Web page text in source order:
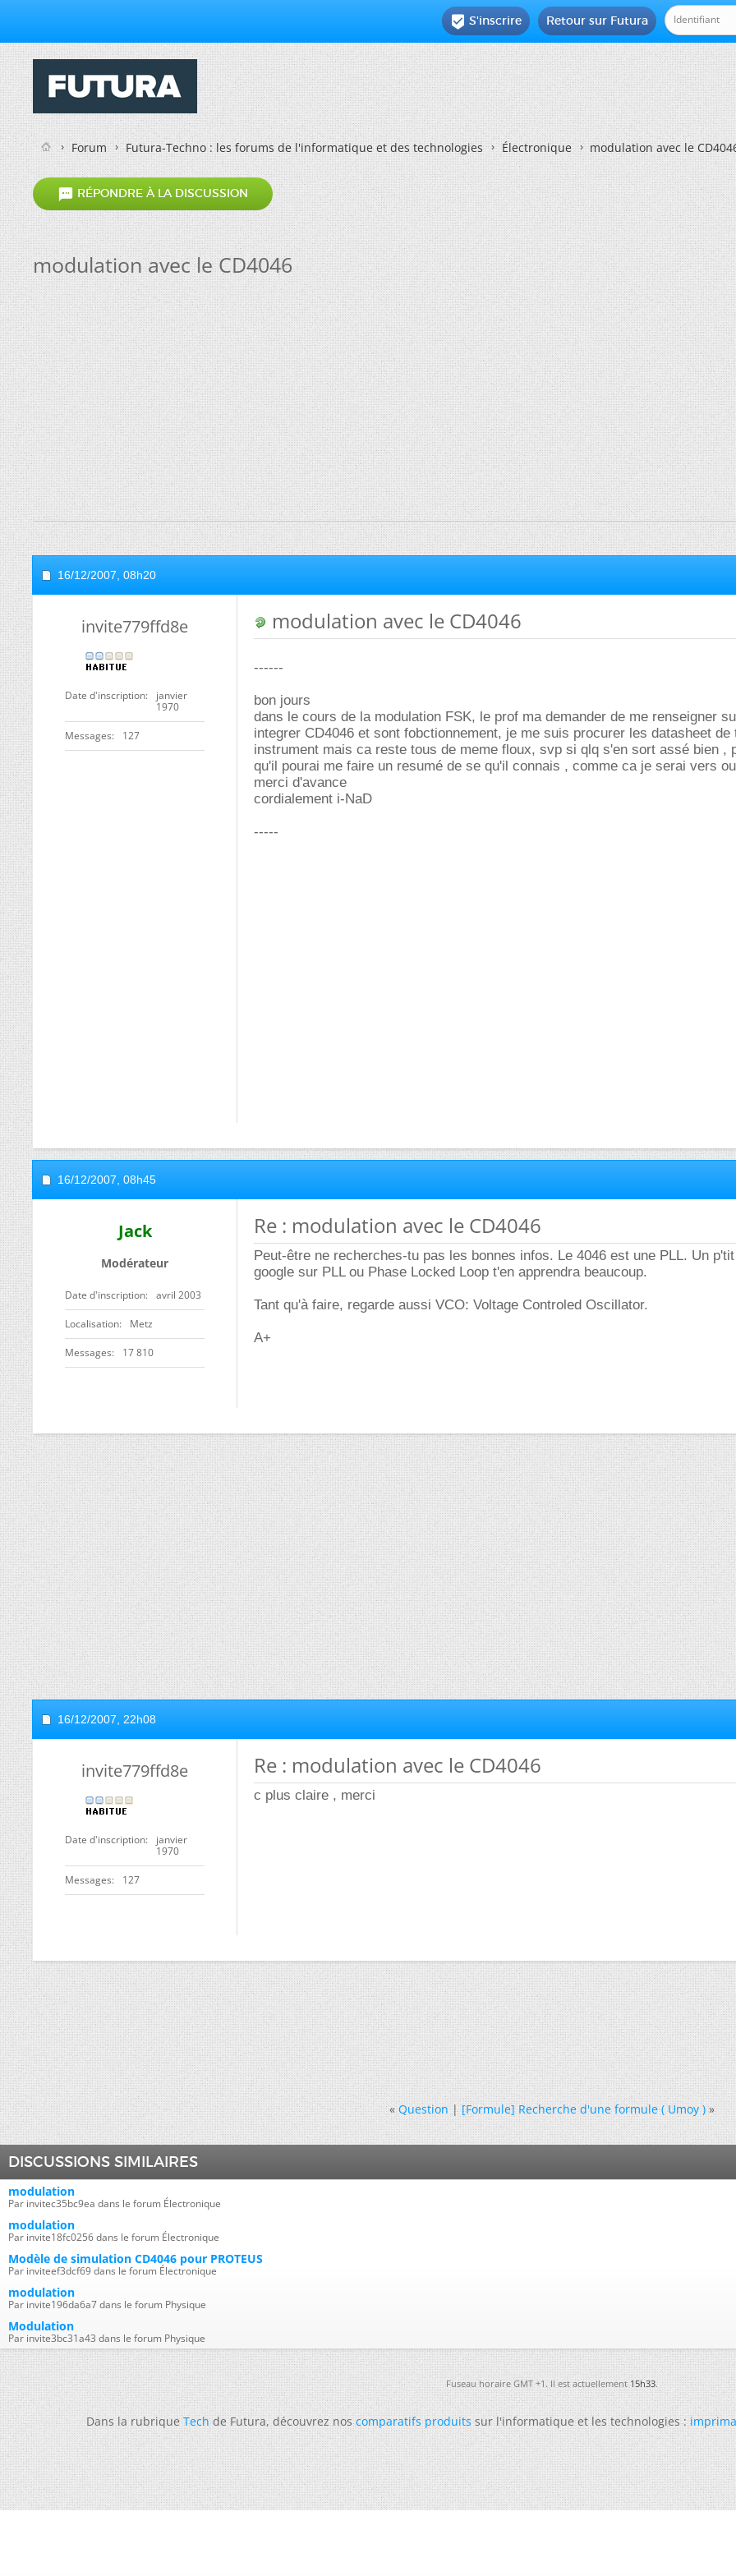
Retour sur Futura
 S'inscrire
Forum Futura-Techno : les forums de l'informatique et des technologies Électronique modulation avec le
 RÉPONDRE À LA DISCUSSION
modulation avec le CD4046
16/12/2007, 08h20
invite779ffd8e
Date d'inscription
janvier
1970
Messages 127
modulation avec le CD4046
------
bon jours
dans le cours de la modulation FSK, le prof ma demander de me renseigner
integrer CD4046 et sont fobctionnement, je me suis procurer les datasheet de
instrument mais ca reste tous de meme floux, svp si qlq s'en sort assé bien ,
qu'il pourai me faire un resumé de se qu'il connais , comme ca je serai vers
merci d'avance
cordialement i-NaD
-----
16/12/2007, 08h45
Jack
Modérateur
Date d'inscription avril 2003
Localisation Metz
Messages 17 810
Re : modulation avec le CD4046
Peut-être ne recherches-tu pas les bonnes infos. Le 4046 est une PLL. Un
google sur PLL ou Phase Locked Loop t'en apprendra beaucoup.
Tant qu'à faire, regarde aussi VCO: Voltage Controled Oscillator.
A+
16/12/2007, 22h08
invite779ffd8e
Date d'inscription
janvier
1970
Messages 127
Re : modulation avec le CD4046
c plus claire , merci
« Question|[Formule] Recherche d'une formule ( Umoy ) »
DISCUSSIONS SIMILAIRES
modulation
Par invitec35bc9ea dans le forum Électronique
modulation
Par invite18fc0256 dans le forum Électronique
Modèle de simulation CD4046 pour PROTEUS
Par inviteef3dcf69 dans le forum Électronique
modulation
Par invite196da6a7 dans le forum Physique
Modulation
Par invite3bc31a43 dans le forum Physique
Fuseau horaire GMT +1. Il est actuellement 15h33.
Dans la rubriqueTechde Futura, découvrez noscomparatifs produitssur l'informatique et les technologies :